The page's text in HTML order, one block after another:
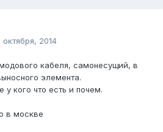
октября, 2014
кабеля, самонесущий, в
элемента.
у кого что есть и почем.
в москве